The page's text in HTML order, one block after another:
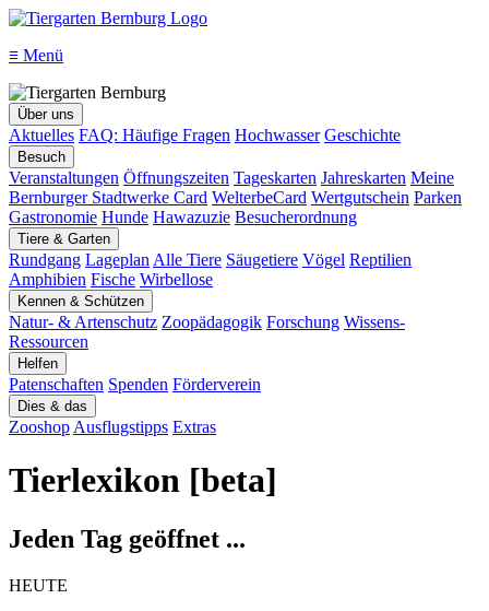
≡ Menü
Über uns
Aktuelles FAQ: Häufige Fragen Hochwasser Geschichte
Besuch
Veranstaltungen Öffnungszeiten Tageskarten Jahreskarten Meine
Bernburger Stadtwerke Card WelterbeCard Wertgutschein Parken
Gastronomie Hunde Hawazuzie Besucherordnung
Tiere & Garten
Rundgang Lageplan Alle Tiere Säugetiere Vögel Reptilien
Amphibien Fische Wirbellose
Kennen & Schützen
Natur- & Artenschutz Zoopädagogik Forschung Wissens-
Ressourcen
Helfen
Patenschaften Spenden Förderverein
Dies & das
Zooshop Ausflugstipps Extras
Tierlexikon [beta]
Jeden Tag geöffnet ...
HEUTE